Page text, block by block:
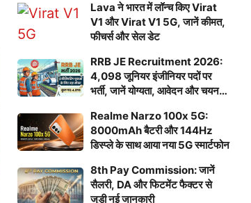
Lava ने भारत में लॉन्च किए Virat
V1 और Virat V1 5G, जानें कीमत,
फीचर्स और सेल डेट
RRB JE Recruitment 2026:
4,098 जूनियर इंजीनियर पदों पर
भर्ती, जानें योग्यता, आवेदन और चयन
Realme Narzo 100x 5G:
8000mAh बैटरी और 144Hz
डिस्प्ले के साथ आया नया 5G स्मार्टफोन
8th Pay Commission: जानें
सैलरी, DA और फिटमेंट फैक्टर से
जुड़ी नई जानकारी